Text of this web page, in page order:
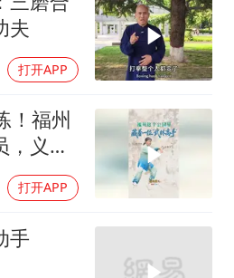
上半年全球新能源乘用车销量1122万台
沙约14万栋建筑被完全摧毁
从科技创新看开局起步的时与势
夫
打开APP
！福州
，义务
打开APP
手